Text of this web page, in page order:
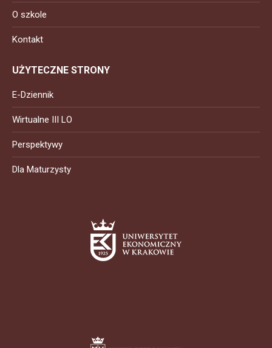
O szkole
Kontakt
UŻYTECZNE STRONY
E-Dziennik
Wirtualne III LO
Perspektywy
Dla Maturzysty